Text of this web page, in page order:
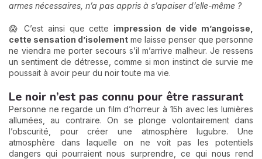
armes nécessaires, n’a pas appris à s’apaiser d’elle-même ?
😱 C’est ainsi que cette impression de vide m’angoisse,
cette sensation d’isolement me laisse penser que personne
ne viendra me porter secours s’il m’arrive malheur. Je ressens
un sentiment de détresse, comme si mon instinct de survie me
poussait à avoir peur du noir toute ma vie.
Le noir n’est pas connu pour être rassurant
Personne ne regarde un film d’horreur à 15h avec les lumières
allumées, au contraire. On se plonge volontairement dans
l’obscurité, pour créer une atmosphère lugubre. Une
atmosphère dans laquelle on ne voit pas les potentiels
dangers qui pourraient nous surprendre, ce qui nous rend